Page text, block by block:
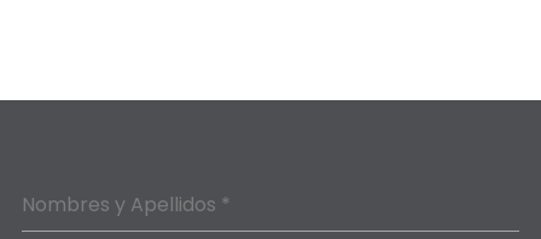
Nombres y Apellidos *